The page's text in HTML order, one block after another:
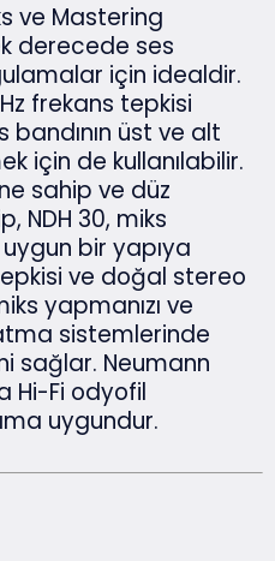
ve Mastering
derecede ses
için idealdir.
frekans tepkisi
bandının üst ve alt
için de kullanılabilir.
sahip ve düz
NDH 30, miks
bir yapıya
ve doğal stereo
yapmanızı ve
sistemlerinde
sağlar. Neumann
Hi-Fi odyofil
uygundur.